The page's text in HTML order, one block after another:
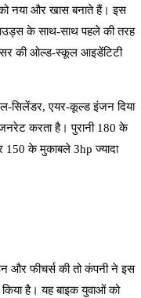
नया और खास बनाते हैं। इस
के साथ-साथ पहले की तरह
की ओल्ड-स्कूल आइडेंटिटी
सिलेंडर, एयर-कूल्ड इंजन दिया
करता है। पुरानी 180 के
150 के मुकाबले 3hp ज्यादा
और फीचर्स की तो कंपनी ने इस
है। यह बाइक युवाओं को